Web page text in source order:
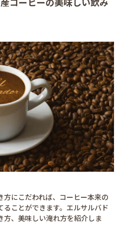
方にこだわれば、コーヒー本来の
ことができます。エルサルバド
方、美味しい淹れ方を紹介しま